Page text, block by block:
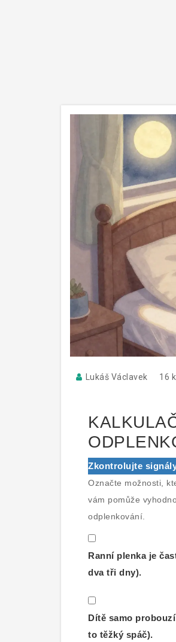
Lukáš Václavek 16
Zkontrolujte
Označte možnosti,
vám pomůže
odplenkování.
Ranní plenka je
dva tři dny).
Dítě samo
to těžký spáč).